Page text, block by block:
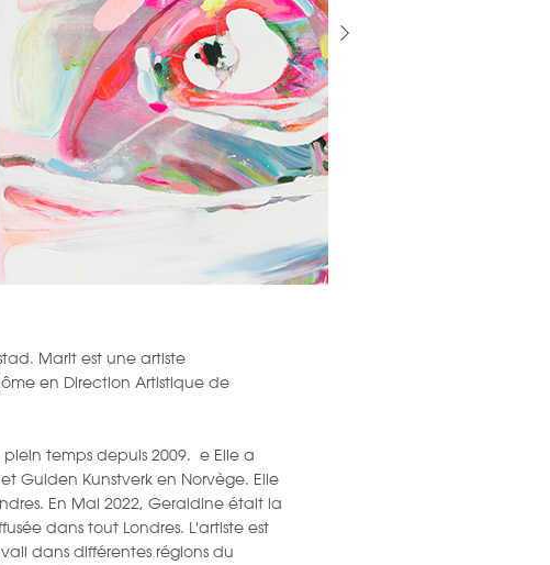
Marit est une artiste
en Direction Artistique de
temps depuis 2009. e Elle a
Gulden Kunstverk en Norvège. Elle
En Mai 2022, Geraldine était la
dans tout Londres. L'artiste est
dans différentes régions du